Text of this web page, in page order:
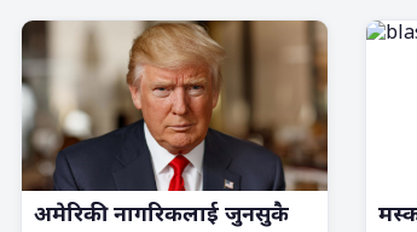
अमेरिकी नागरिकलाई जुनसुकै